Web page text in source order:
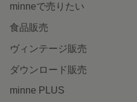
minneで売りたい
食品販売
ヴィンテージ販売
ダウンロード販売
minne PLUS